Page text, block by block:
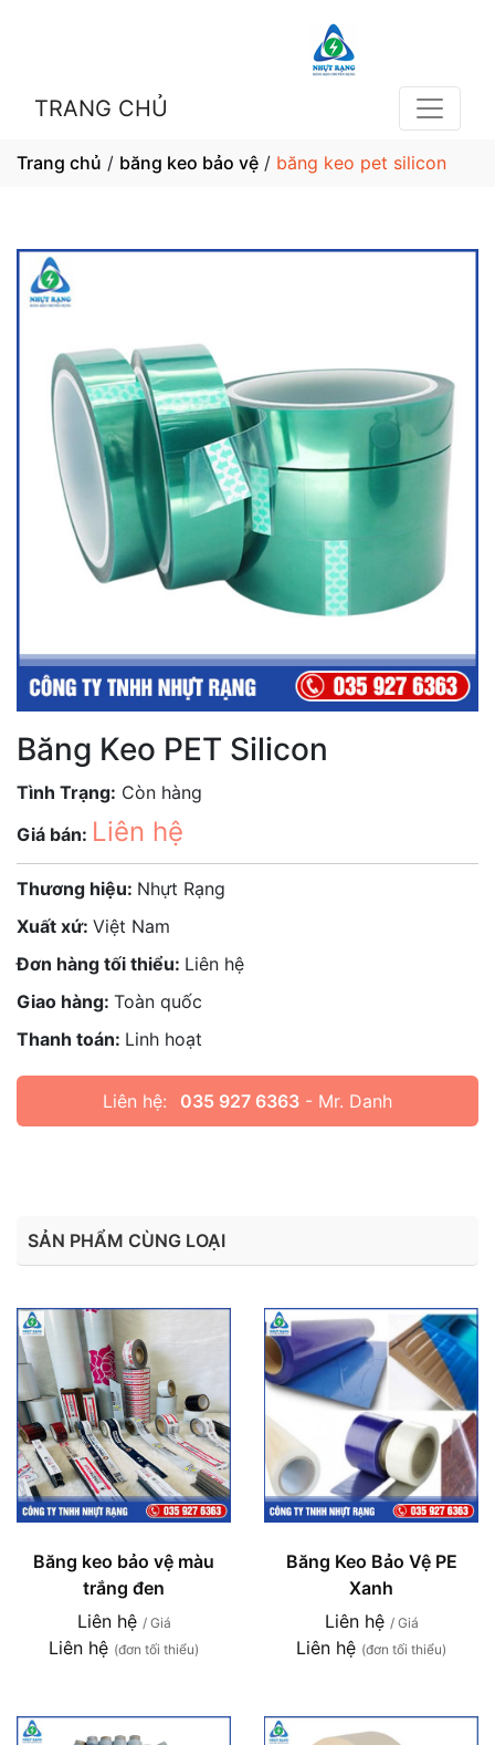
TRANG CHỦ
Trang chủ / băng keo bảo vệ / băng keo pet silicon
Băng Keo PET Silicon
Tình Trạng: Còn hàng
Giá bán: Liên hệ
Thương hiệu: Nhựt Rạng
Xuất xứ: Việt Nam
Đơn hàng tối thiểu: Liên hệ
Giao hàng: Toàn quốc
Thanh toán: Linh hoạt
Liên hệ: 035 927 6363 - Mr. Danh
SẢN PHẨM CÙNG LOẠI
Băng keo bảo vệ màu
trắng đen
Liên hệ / Giá
Liên hệ (đơn tối thiểu)
Băng Keo Bảo Vệ PE
Xanh
Liên hệ / Giá
Liên hệ (đơn tối thiểu)